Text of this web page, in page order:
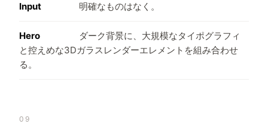
Input 明確なものはなく。
Hero
ダーク背景に、大規模なタイポグラフィ
と控えめな3Dガラスレンダーエレメントを組み合わせ
る。
09